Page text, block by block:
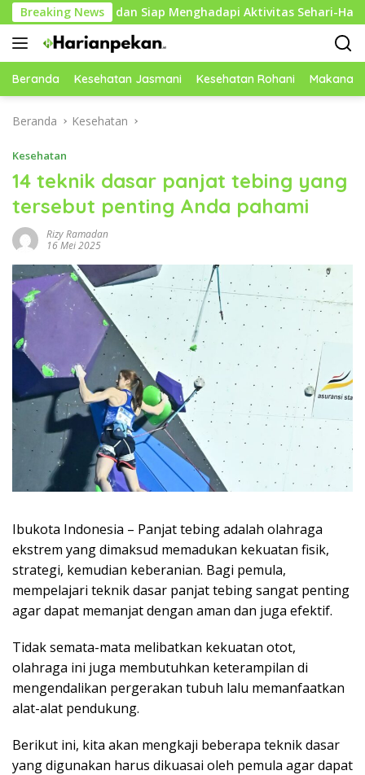
Langsung
ke
konten
Breaking News
dan Siap Menghadapi Aktivitas Sehari-Hari
Beranda Kesehatan Jasmani Kesehatan Rohani Makanan
Beranda Kesehatan
Kesehatan
14 teknik dasar panjat tebing yang
tersebut penting Anda pahami
Rizy Ramadan
16 Mei 2025
Ibukota Indonesia – Panjat tebing adalah olahraga
ekstrem yang dimaksud memadukan kekuatan fisik,
strategi, kemudian keberanian. Bagi pemula,
mempelajari teknik dasar panjat tebing sangat penting
agar dapat memanjat dengan aman dan juga efektif.
Tidak semata-mata melibatkan kekuatan otot,
olahraga ini juga membutuhkan keterampilan di
mengendalikan pergerakan tubuh lalu memanfaatkan
alat-alat pendukung.
Berikut ini, kita akan mengkaji beberapa teknik dasar
yang digunakan harus dikuasai oleh pemula agar dapat